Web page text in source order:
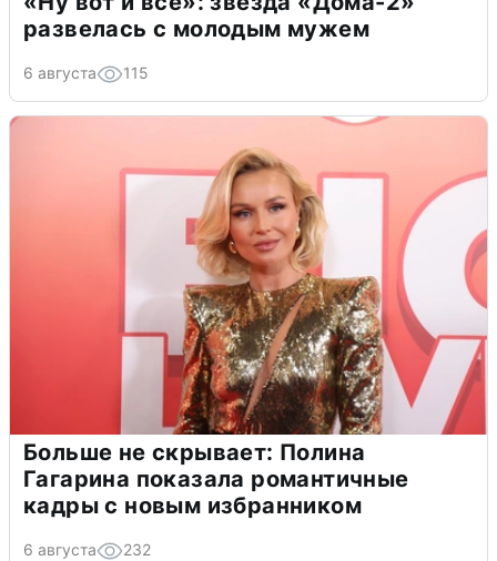
развелась с молодым мужем
6 августа 115
Больше не скрывает: Полина
Гагарина показала романтичные
кадры с новым избранником
6 августа 232